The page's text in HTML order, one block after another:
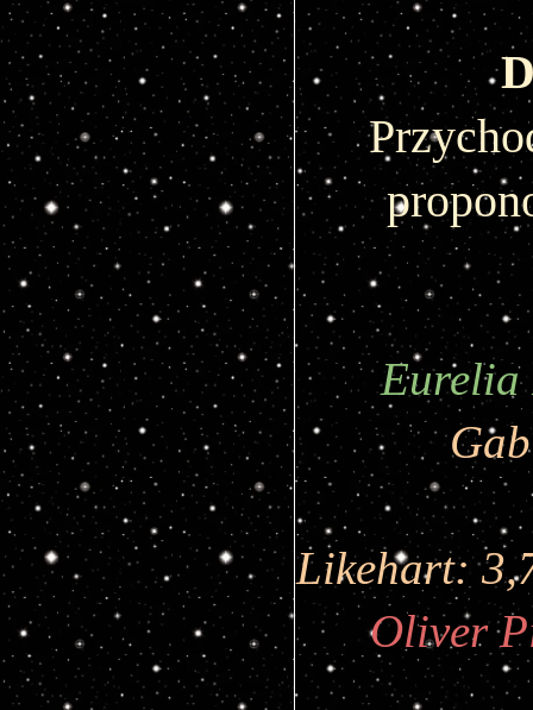
Eurelia
Likehart:
Oliver